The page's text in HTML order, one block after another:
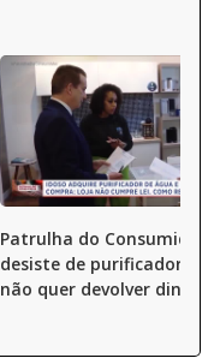
Patrulha do Consumidor:
desiste de purificador,
não quer devolver